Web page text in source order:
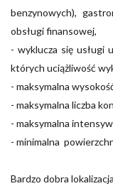
benzynowych),
obsługi finansowej,
- wyklucza się usługi
których uciążliwość
- maksymalna
- maksymalna liczba
- maksymalna
- minimalna
Bardzo dobra